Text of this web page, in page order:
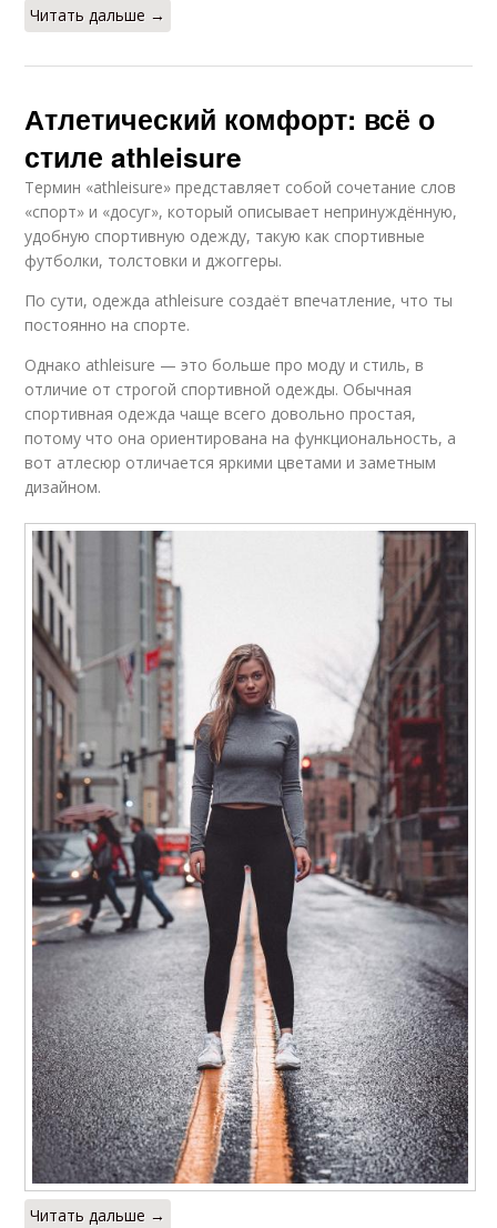
Читать дальше →
Атлетический комфорт: всё о
стиле athleisure
Термин «athleisure» представляет собой сочетание слов
«спорт» и «досуг», который описывает непринуждённую,
удобную спортивную одежду, такую ​​​​как спортивные
футболки, толстовки и джоггеры.
По сути, одежда athleisure создаёт впечатление, что ты
постоянно на спорте.
Однако athleisure — это больше про моду и стиль, в
отличие от строгой спортивной одежды. Обычная
спортивная одежда чаще всего довольно простая,
потому что она ориентирована на функциональность, а
вот атлесюр отличается яркими цветами и заметным
дизайном.
Читать дальше →